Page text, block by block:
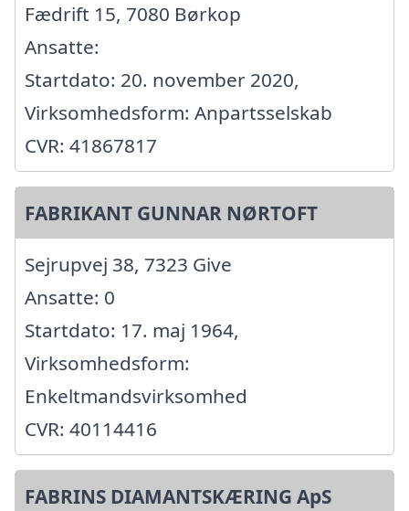
Fædrift 15, 7080 Børkop
Ansatte:
Startdato: 20. november 2020,
Virksomhedsform: Anpartsselskab
CVR: 41867817
FABRIKANT GUNNAR NØRTOFT
Sejrupvej 38, 7323 Give
Ansatte: 0
Startdato: 17. maj 1964,
Virksomhedsform:
Enkeltmandsvirksomhed
CVR: 40114416
FABRINS DIAMANTSKÆRING ApS